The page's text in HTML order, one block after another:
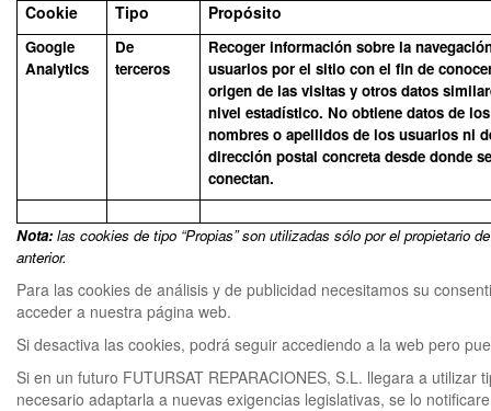
Cookie
Tipo Propósito
Google
Analytics
De
terceros
Recoger información sobre la
usuarios por el sitio con el fin de
origen de las visitas y otros datos
nivel estadístico. No obtiene datos de los
nombres o apellidos de los usuarios ni
dirección postal concreta desde donde
conectan.
Nota: las cookies de tipo “Propias” son utilizadas sólo por el propietario
anterior.
Para las cookies de análisis y de publicidad necesitamos su
acceder a nuestra página web.
Si desactiva las cookies, podrá seguir accediendo a la web pero
Si en un futuro FUTURSAT REPARACIONES, S.L. llegara a
necesario adaptarla a nuevas exigencias legislativas, se lo